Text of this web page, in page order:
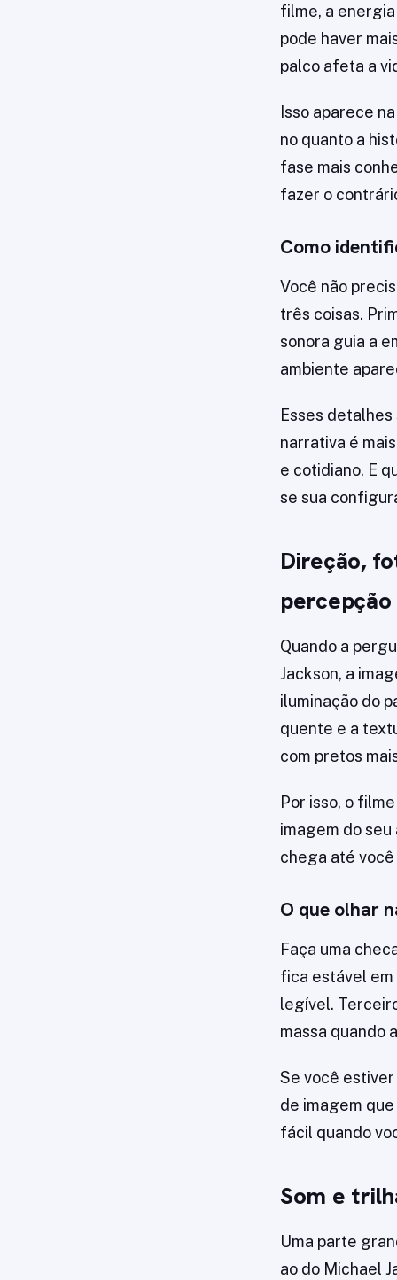
filme, a
pode haver
palco afeta a
Isso aparece
no quanto a
fase mais
fazer o
Como
Você não
três coisas.
sonora guia a
ambiente
Esses
narrativa é
e cotidiano. E
se sua
Direção,
percepção
Quando a
Jackson, a
iluminação do
quente e a
com pretos
Por isso, o
imagem do seu
chega até
O que olhar
Faça uma
fica estável em
legível.
massa quando
Se você
de imagem
fácil quando
Som e
Uma parte
ao do Michael